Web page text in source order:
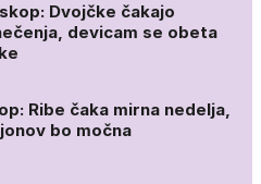
Dvojčke čakajo
devicam se obeta
Ribe čaka mirna nedelja,
bo močna